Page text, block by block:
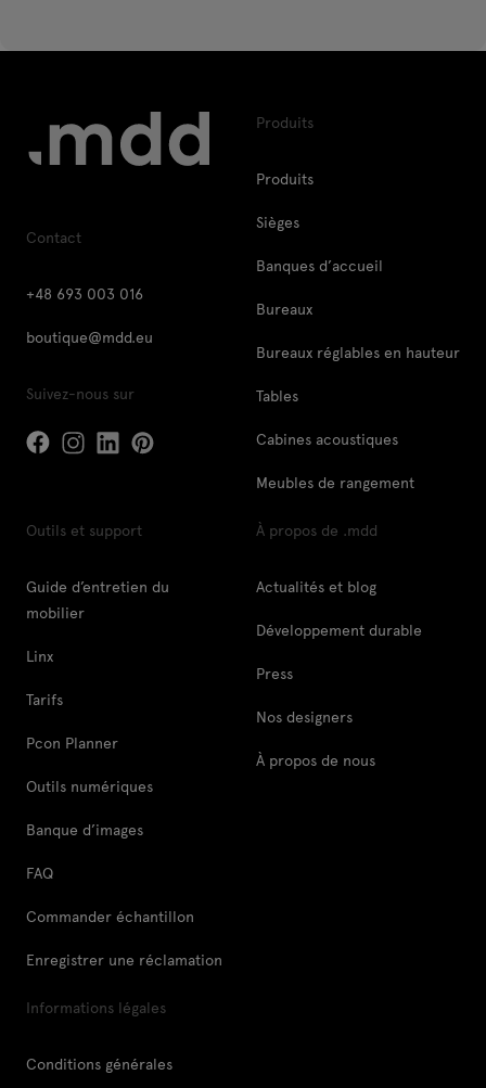
Contact
+48 693 003 016
boutique@mdd.eu
Suivez-nous sur
Produits
Produits
Sièges
Banques d’accueil
Bureaux
Bureaux réglables en hauteur
Tables
Cabines acoustiques
Meubles de rangement
Outils et support
Guide d’entretien du
mobilier
Linx
Tarifs
Pcon Planner
Outils numériques
Banque d’images
FAQ
Commander échantillon
Enregistrer une réclamation
À propos de .mdd
Actualités et blog
Développement durable
Press
Nos designers
À propos de nous
Informations légales
Conditions générales